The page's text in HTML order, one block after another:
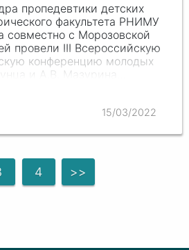
пропедевтики детских
факультета РНИМУ
совместно с Морозовской
провели III Всероссийскую
конференцию молодых
А.В. Мазу
15/03/2022
4 >>